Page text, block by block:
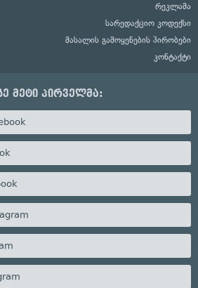
რეკლამა
სარედაქციო კოდექსი
მასალის გამოყენების პირობები
კონტაქტი
მეტი პირველმა: